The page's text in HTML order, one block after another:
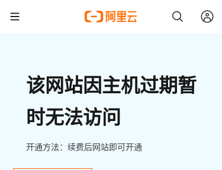
该网站因主机过期暂
时无法访问
开通方法：续费后网站即可开通